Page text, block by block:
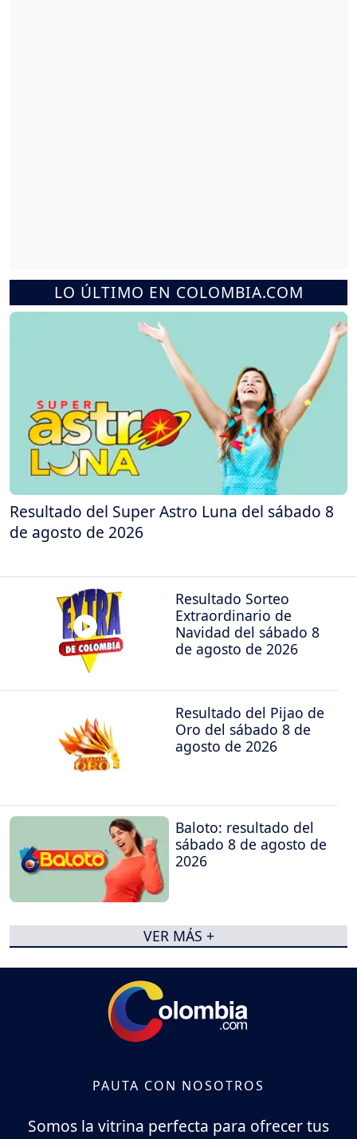
LO ÚLTIMO EN COLOMBIA.COM
Resultado del Super Astro Luna del sábado 8
de agosto de 2026
Resultado Sorteo
Extraordinario de
Navidad del sábado 8
de agosto de 2026
Resultado del Pijao de
Oro del sábado 8 de
agosto de 2026
Baloto: resultado del
sábado 8 de agosto de
2026
VER MÁS +
PAUTA CON NOSOTROS
Somos la vitrina perfecta para ofrecer tus